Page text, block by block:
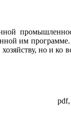
им
но и ко